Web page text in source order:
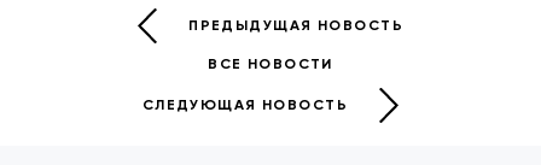
ПРЕДЫДУЩАЯ НОВОСТЬ
ВСЕ НОВОСТИ
СЛЕДУЮЩАЯ НОВОСТЬ